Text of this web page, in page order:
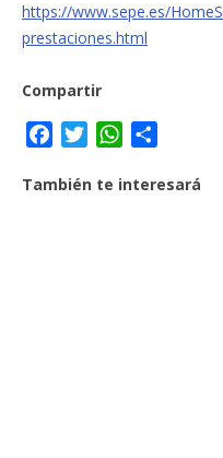
https://www.sepe.es/
prestaciones.html
Compartir
c
i
W
a
m
También te interesará